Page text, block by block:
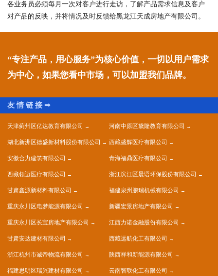
各业务员必须每月一次对客户进行走访，了解产品需求信息及客户
对产品的反映，并将情况及时反馈给黑龙江天成房地产有限公司。
“专注产品，用心服务”为核心价值，一切以用户需求
为中心，如果您看中市场，可以加盟我们品牌。
天津蓟州区亿达教育有限公司 河南中原区黛隆教育有限公司
湖北新洲区德盛新材料股份有限公司 西藏盛辉医疗有限公司
安徽合力建筑有限公司 青海福鼎医疗有限公司
西藏领迈医疗有限公司 浙江滨江区晨语环保股份有限公司
甘肃鑫源新材料有限公司 福建泉州鹏瑞机械有限公司
重庆永川区电梦能源有限公司 新疆宏景房地产有限公司
重庆永川区长宝房地产有限公司 江西力诺金融股份有限公司
甘肃安达建材有限公司 西藏远航化工有限公司
浙江杭州市诚帝物流有限公司 陕西祥和新能源有限公司
福建思明区瑞兴建材有限公司 云南智联化工有限公司